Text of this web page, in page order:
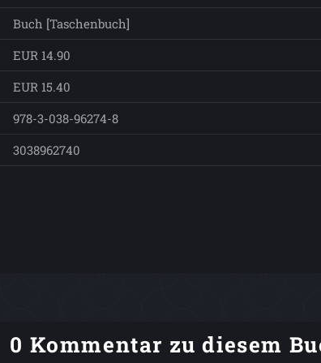
Buch [Taschenbuch]
EUR 14.90
EUR 15.40
978-3-038-96274-8
3038962740
0 Kommentar zu diesem